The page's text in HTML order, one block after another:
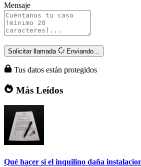
Mensaje
Solicitar llamada Enviando...
Tus datos están protegidos
Más Leídos
Qué hacer si el inquilino daña